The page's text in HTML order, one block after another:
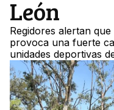
León
Regidores alertan
provoca una fuerte
unidades deportivas